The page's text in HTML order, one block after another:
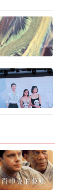
魏晋名士